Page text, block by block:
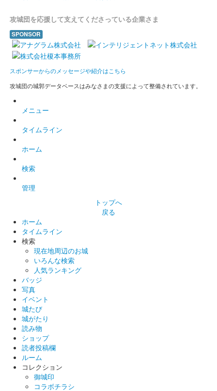
攻城団を応援して支えてくださっている企業さま
SPONSOR
スポンサーからのメッセージや紹介はこちら
攻城団の城郭データベースはみなさまの支援によって整備されています。
メニュー
タイムライン
ホーム
検索
管理
トップへ
戻る
ホーム
タイムライン
検索
現在地周辺のお城
いろんな検索
人気ランキング
バッジ
写真
イベント
城たび
城がたり
読み物
ショップ
読者投稿欄
ルーム
コレクション
御城印
コラボチラシ